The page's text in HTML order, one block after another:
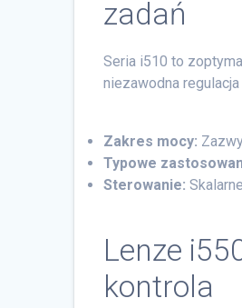
zadań
Seria i510 to
niezawodna
Zakres mocy:
Typowe
Sterowanie:
Lenze
kontrola